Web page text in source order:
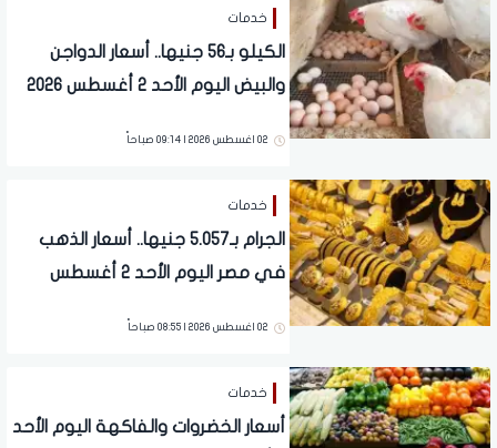
خدمات
الكيلو بـ56 جنيها.. أسعار الدواجن
والبيض اليوم الأحد 2 أغسطس 2026
02 اغسطس 2026 | 09:14 صباحاً
خدمات
الجرام بـ5.057 جنيها.. أسعار الذهب
في مصر اليوم الأحد 2 أغسطس
02 اغسطس 2026 | 08:55 صباحاً
خدمات
أسعار الخضروات والفاكهة اليوم الأحد